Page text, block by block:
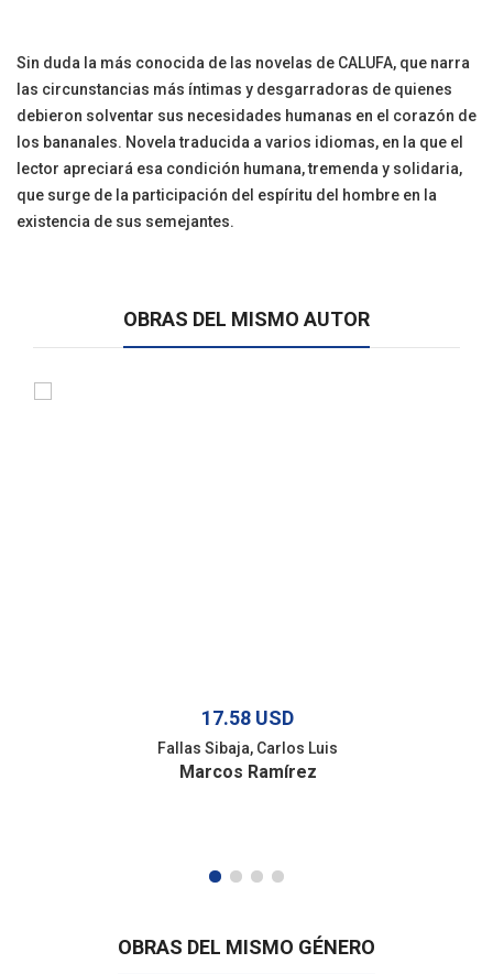
Sin duda la más conocida de las novelas de CALUFA, que narra
las circunstancias más íntimas y desgarradoras de quienes
debieron solventar sus necesidades humanas en el corazón de
los bananales. Novela traducida a varios idiomas, en la que el
lector apreciará esa condición humana, tremenda y solidaria,
que surge de la participación del espíritu del hombre en la
existencia de sus semejantes.
OBRAS DEL MISMO AUTOR
17.58 USD
Fallas Sibaja, Carlos Luis
Marcos Ramírez
OBRAS DEL MISMO GÉNERO